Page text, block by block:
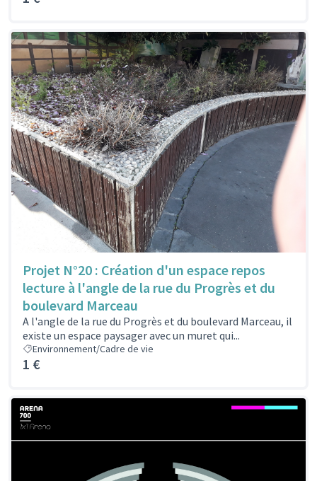
Projet N°20 : Création d'un espace repos
lecture à l'angle de la rue du Progrès et du
boulevard Marceau
A l'angle de la rue du Progrès et du boulevard Marceau, il
existe un espace paysager avec un muret qui...
Environnement/Cadre de vie
1 €